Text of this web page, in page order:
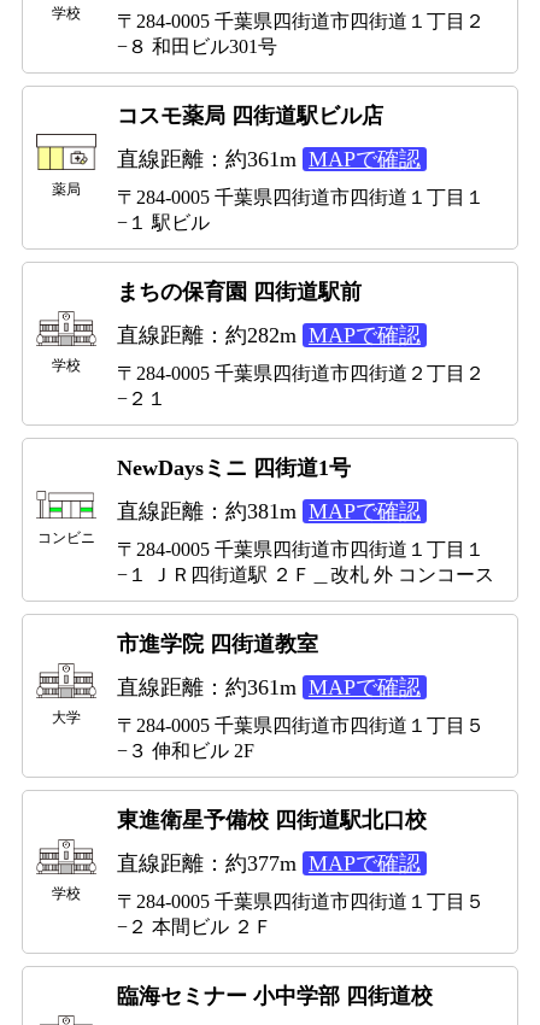
学校
〒284-0005 千葉県四街道市四街道１丁目２
−８ 和田ビル301号
薬局
コスモ薬局 四街道駅ビル店
直線距離：約361m MAPで確認
〒284-0005 千葉県四街道市四街道１丁目１
−１ 駅ビル
学校
まちの保育園 四街道駅前
直線距離：約282m MAPで確認
〒284-0005 千葉県四街道市四街道２丁目２
−２１
コンビニ
NewDaysミニ 四街道1号
直線距離：約381m MAPで確認
〒284-0005 千葉県四街道市四街道１丁目１
−１ ＪＲ四街道駅 ２Ｆ＿改札 外 コンコース
大学
市進学院 四街道教室
直線距離：約361m MAPで確認
〒284-0005 千葉県四街道市四街道１丁目５
−３ 伸和ビル 2F
学校
東進衛星予備校 四街道駅北口校
直線距離：約377m MAPで確認
〒284-0005 千葉県四街道市四街道１丁目５
−２ 本間ビル ２Ｆ
臨海セミナー 小中学部 四街道校